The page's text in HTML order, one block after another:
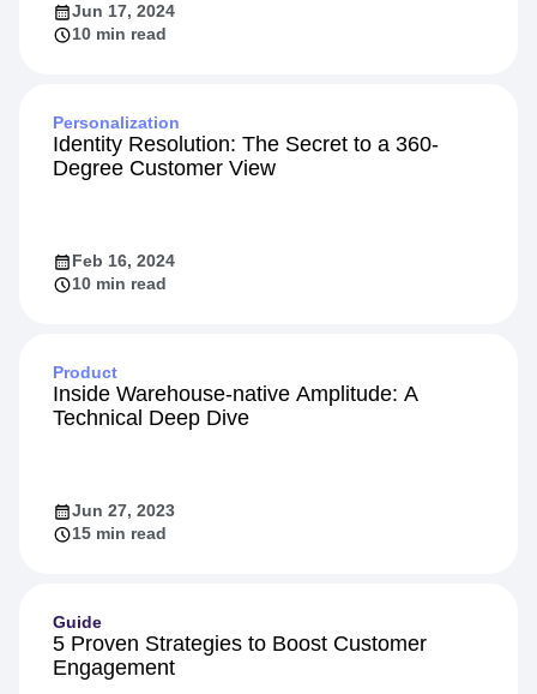
Jun 17, 2024
10 min read
Personalization
Identity Resolution: The Secret to a 360-
Degree Customer View
Feb 16, 2024
10 min read
Product
Inside Warehouse-native Amplitude: A
Technical Deep Dive
Jun 27, 2023
15 min read
Guide
5 Proven Strategies to Boost Customer
Engagement